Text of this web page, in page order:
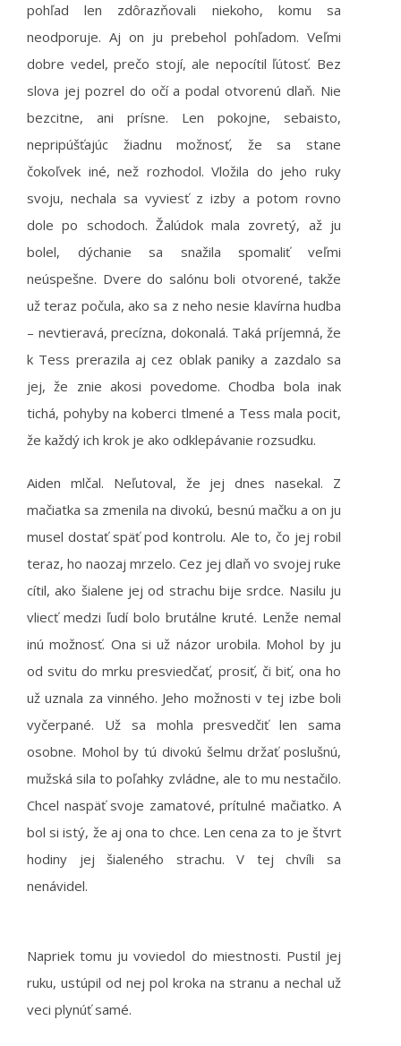
pohľad len zdôrazňovali niekoho, komu sa
neodporuje. Aj on ju prebehol pohľadom. Veľmi
dobre vedel, prečo stojí, ale nepocítil ľútosť. Bez
slova jej pozrel do očí a podal otvorenú dlaň. Nie
bezcitne, ani prísne. Len pokojne, sebaisto,
nepripúšťajúc žiadnu možnosť, že sa stane
čokoľvek iné, než rozhodol. Vložila do jeho ruky
svoju, nechala sa vyviesť z izby a potom rovno
dole po schodoch. Žalúdok mala zovretý, až ju
bolel, dýchanie sa snažila spomaliť veľmi
neúspešne. Dvere do salónu boli otvorené, takže
už teraz počula, ako sa z neho nesie klavírna hudba
– nevtieravá, precízna, dokonalá. Taká príjemná, že
k Tess prerazila aj cez oblak paniky a zazdalo sa
jej, že znie akosi povedome. Chodba bola inak
tichá, pohyby na koberci tlmené a Tess mala pocit,
že každý ich krok je ako odklepávanie rozsudku.
Aiden mlčal. Neľutoval, že jej dnes nasekal. Z
mačiatka sa zmenila na divokú, besnú mačku a on ju
musel dostať späť pod kontrolu. Ale to, čo jej robil
teraz, ho naozaj mrzelo. Cez jej dlaň vo svojej ruke
cítil, ako šialene jej od strachu bije srdce. Nasilu ju
vliecť medzi ľudí bolo brutálne kruté. Lenže nemal
inú možnosť. Ona si už názor urobila. Mohol by ju
od svitu do mrku presviedčať, prosiť, či biť, ona ho
už uznala za vinného. Jeho možnosti v tej izbe boli
vyčerpané. Už sa mohla presvedčiť len sama
osobne. Mohol by tú divokú šelmu držať poslušnú,
mužská sila to poľahky zvládne, ale to mu nestačilo.
Chcel naspäť svoje zamatové, prítulné mačiatko. A
bol si istý, že aj ona to chce. Len cena za to je štvrť
hodiny jej šialeného strachu. V tej chvíli sa
nenávidel.
Napriek tomu ju voviedol do miestnosti. Pustil jej
ruku, ustúpil od nej pol kroka na stranu a nechal už
veci plynúť samé.